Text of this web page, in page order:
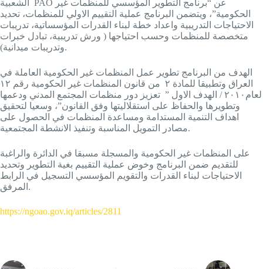
الشعبية PAO عن “برنامج التطوير المؤسسي للمنظمات غير
الحكومية”، ويتضمن البرنامج عملية التقييم الاولي للمنظمات، تحديد
الاحتياجات التدريبية واعداد خطة لبناء القدرات المؤسساتية، تدريبات
متخصصة للمنظمات وحسب احتياجها ( ورش تدريبية، تبادل خبرات
وتدريبات ميدانية).
الهدف من البرنامج تطوير عمل المنظمات غير الحكومية العاملة في
العراق وتطبيقا للمادة ٢ من قانون المنظمات غير الحكومية رقم ١٢
لعام٢٠١٠ / الهدف الاول ” تعزيز دور منظمات المجتمع المدني ودعمها
وتطويرها والحفاظ على استقلاليتها وفق القانون”، وسعيا لتحقيق
اهداف التنمية المستدامة ومساعدة المنظمات في الحصول على
مصادر التمويل المناسبة وتنفيذ الانشطة المجتمعية.
على المنظمات غير الحكومية والمسجلة مسبقا في الدائرة والراغبة
للتقديم ضمن البرنامج وخوض عملية التقييم بغية التطوير وتحديد
الاحتياجات لبناء القدرات والتقويم المؤسسي التسجيل في الرابط
المرفق.
https://ngoao.gov.iq/articles/2811